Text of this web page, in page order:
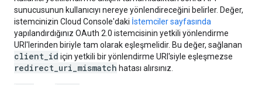
sunucusunun kullanıcıyı nereye yönlendireceğini belirler. Değer,
istemcinizin Cloud Console'daki İstemciler sayfasında
yapılandırdığınız OAuth 2.0 istemcisinin yetkili yönlendirme
URI'lerinden biriyle tam olarak eşleşmelidir. Bu değer, sağlanan
client_id için yetkili bir yönlendirme URI'siyle eşleşmezse
redirect_uri_mismatch hatası alırsınız.